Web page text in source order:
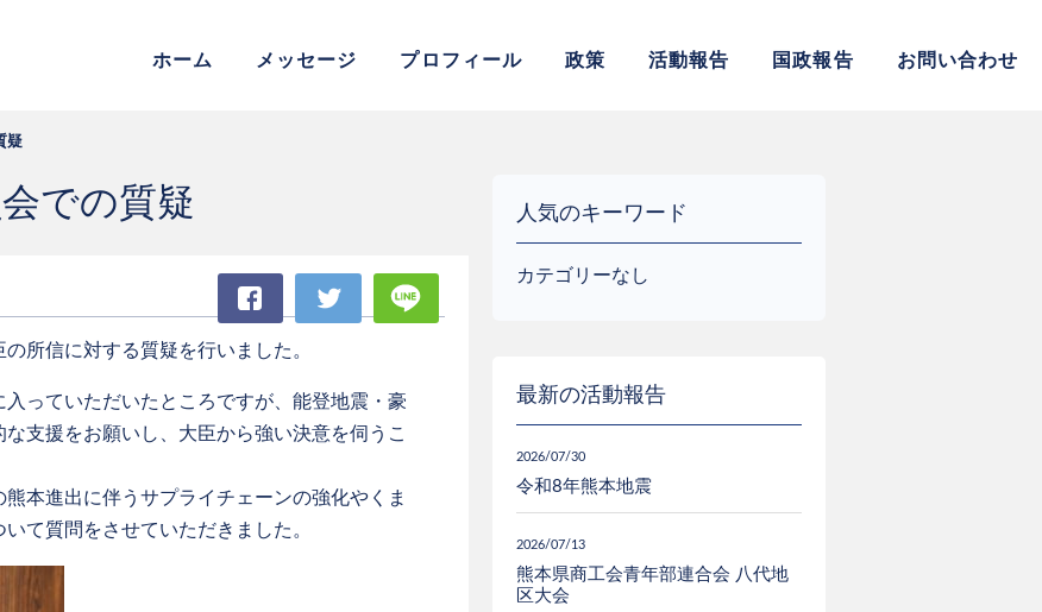
ホーム メッセージ プロフィール 政策 活動報告 国政報告 お問い合わせ
疑
での質疑
Facebook Twitter
所信に対する質疑を行いました。
っていただいたところですが、能登地震・豪
支援をお願いし、大臣から強い決意を伺うこ
本進出に伴うサプライチェーンの強化やくま
て質問をさせていただきました。
人気のキーワード
カテゴリーなし
最新の活動報告
2026/07/30
令和8年熊本地震
2026/07/13
熊本県商工会青年部連合会 八代地
区大会